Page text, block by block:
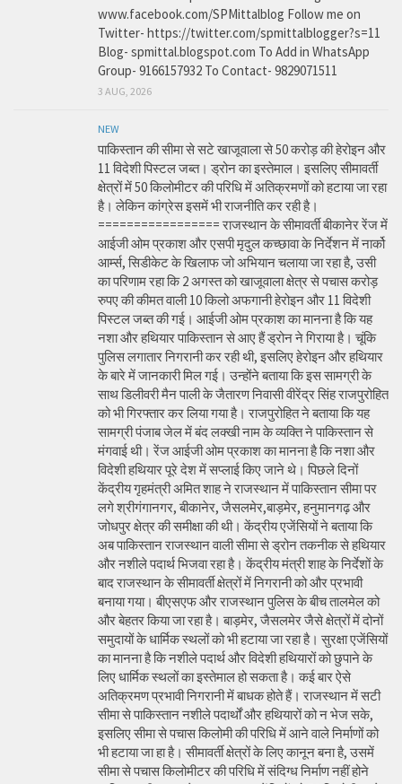
www.facebook.com/SPMittalblog Follow me on
Twitter- https://twitter.com/spmittalblogger?s=11
Blog- spmittal.blogspot.com To Add in WhatsApp
Group- 9166157932 To Contact- 9829071511
3 AUG, 2026
NEW
पाकिस्तान की सीमा से सटे खाजूवाला से 50 करोड़ की हेरोइन और
11 विदेशी पिस्टल जब्त। ड्रोन का इस्तेमाल। इसलिए सीमावर्ती
क्षेत्रों में 50 किलोमीटर की परिधि में अतिक्रमणों को हटाया जा रहा
है। लेकिन कांग्रेस इसमें भी राजनीति कर रही है।
================= राजस्थान के सीमावर्ती बीकानेर रेंज में
आईजी ओम प्रकाश और एसपी मृदुल कच्छावा के निर्देशन में नार्को
आर्म्स, सिडीकेट के खिलाफ जो अभियान चलाया जा रहा है, उसी
का परिणाम रहा कि 2 अगस्त को खाजूवाला क्षेत्र से पचास करोड़
रुपए की कीमत वाली 10 किलो अफगानी हेरोइन और 11 विदेशी
पिस्टल जब्त की गई। आईजी ओम प्रकाश का मानना है कि यह
नशा और हथियार पाकिस्तान से आए हैं ड्रोन ने गिराया है। चूंकि
पुलिस लगातार निगरानी कर रही थी, इसलिए हेरोइन और हथियार
के बारे में जानकारी मिल गई। उन्होंने बताया कि इस सामग्री के
साथ डिलीवरी मैन पाली के जैतारण निवासी वीरेंद्र सिंह राजपुरोहित
को भी गिरफ्तार कर लिया गया है। राजपुरोहित ने बताया कि यह
सामग्री पंजाब जेल में बंद लक्खी नाम के व्यक्ति ने पाकिस्तान से
मंगवाई थी। रेंज आईजी ओम प्रकाश का मानना है कि नशा और
विदेशी हथियार पूरे देश में सप्लाई किए जाने थे। पिछले दिनों
केंद्रीय गृहमंत्री अमित शाह ने राजस्थान में पाकिस्तान सीमा पर
लगे श्रीगंगानगर, बीकानेर, जैसलमेर,बाड़मेर, हनुमानगढ़ और
जोधपुर क्षेत्र की समीक्षा की थी। केंद्रीय एजेंसियों ने बताया कि
अब पाकिस्तान राजस्थान वाली सीमा से ड्रोन तकनीक से हथियार
और नशीले पदार्थ भिजवा रहा है। केंद्रीय मंत्री शाह के निर्देशों के
बाद राजस्थान के सीमावर्ती क्षेत्रों में निगरानी को और प्रभावी
बनाया गया। बीएसएफ और राजस्थान पुलिस के बीच तालमेल को
और बेहतर किया जा रहा है। बाड़मेर, जैसलमेर जैसे क्षेत्रों में दोनों
समुदायों के धार्मिक स्थलों को भी हटाया जा रहा है। सुरक्षा एजेंसियों
का मानना है कि नशीले पदार्थ और विदेशी हथियारों को छुपाने के
लिए धार्मिक स्थलों का इस्तेमाल हो सकता है। कई बार ऐसे
अतिक्रमण प्रभावी निगरानी में बाधक होते हैं। राजस्थान में सटी
सीमा से पाकिस्तान नशीले पदार्थों और हथियारों को न भेज सके,
इसलिए सीमा से पचास किलोमी की परिधि में आने वाले निर्माणों को
भी हटाया जा हा है। सीमावर्ती क्षेत्रों के लिए कानून बना है, उसमें
सीमा से पचास किलोमीटर की परिधि में संदिग्ध निर्माण नहीं होने